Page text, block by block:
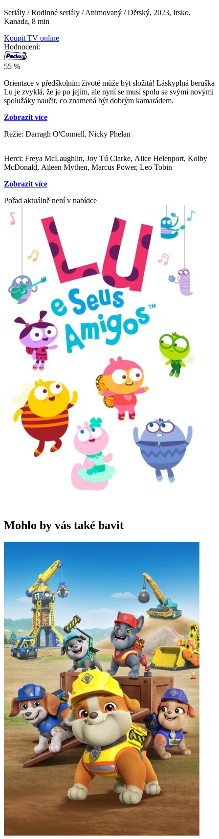
Seriály / Rodinné seriály / Animovaný / Dětský, 2023, Irsko,
Kanada, 8 min
Koupit TV online
Hodnocení:
55 %
Orientace v předškolním životě může být složitá! Láskyplná beruška
Lu je zvyklá, že je po jejím, ale nyní se musí spolu se svými novými
spolužáky naučit, co znamená být dobrým kamarádem.
Zobrazit více
Režie: Darragh O'Connell, Nicky Phelan
Herci: Freya McLaughlin, Joy Tú Clarke, Alice Helenport, Kolby
McDonald, Aileen Mythen, Marcus Power, Leo Tobin
Zobrazit více
Pořad aktuálně není v nabídce
Mohlo by vás také bavit